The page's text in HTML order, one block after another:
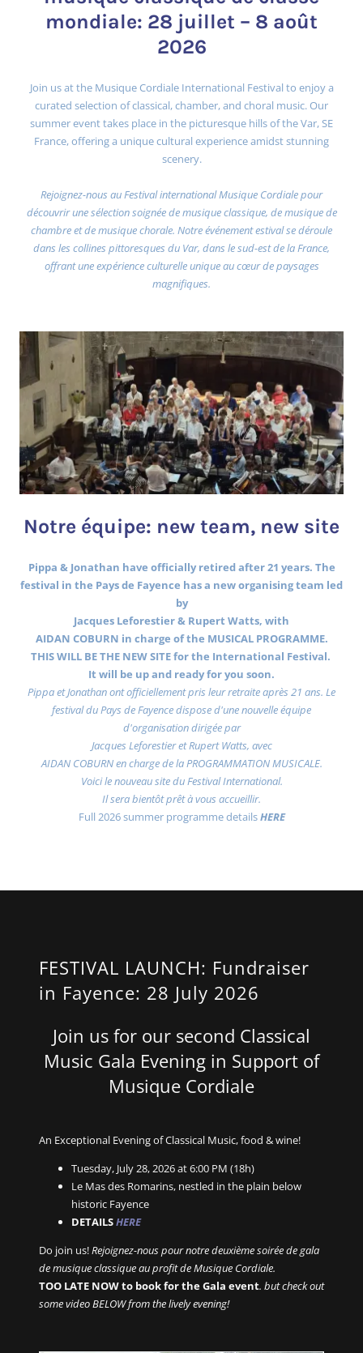
mondiale: 28 juillet – 8 août
2026
Join us at the Musique Cordiale International Festival to enjoy a
curated selection of classical, chamber, and choral music. Our
summer event takes place in the picturesque hills of the Var, SE
France, offering a unique cultural experience amidst stunning
scenery.
Rejoignez-nous au Festival international Musique Cordiale pour
découvrir une sélection soignée de musique classique, de musique de
chambre et de musique chorale. Notre événement estival se déroule
dans les collines pittoresques du Var, dans le sud-est de la France,
offrant une expérience culturelle unique au cœur de paysages
magnifiques.
Notre équipe: new team, new site
Pippa & Jonathan have officially retired after 21 years. The
festival in the Pays de Fayence has a new organising team led
by
Jacques Leforestier & Rupert Watts, with
AIDAN COBURN in charge of the MUSICAL PROGRAMME.
THIS WILL BE THE NEW SITE for the International Festival.
It will be up and ready for you soon.
Pippa et Jonathan ont officiellement pris leur retraite après 21 ans. Le
festival du Pays de Fayence dispose d'une nouvelle équipe
d'organisation dirigée par
Jacques Leforestier et Rupert Watts, avec
AIDAN COBURN en charge de la PROGRAMMATION MUSICALE.
Voici le nouveau site du Festival International.
Il sera bientôt prêt à vous accueillir.
Full 2026 summer programme detailsHERE
FESTIVAL LAUNCH: Fundraiser
in Fayence: 28 July 2026
Join us for our second Classical
Music Gala Evening in Support of
Musique Cordiale
An Exceptional Evening of Classical Music, food & wine!
Tuesday, July 28, 2026 at 6:00 PM (18h)
Le Mas des Romarins, nestled in the plain below
historic Fayence
DETAILSHERE
Do join us!Rejoignez-nous pour notre deuxième soirée de gala
de musique classique au profit de Musique Cordiale.
TOO LATE NOW to book for the Gala event. but check out
some video BELOW from the lively evening!